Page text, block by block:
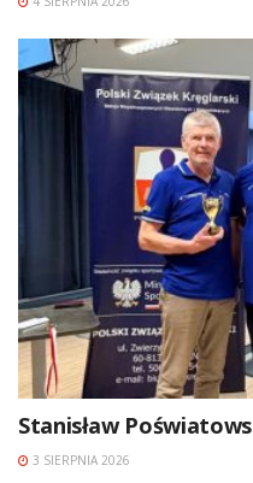
Stanisław
3 SIERPNIA 2026